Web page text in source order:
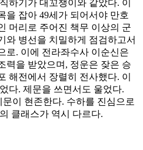
하기가 대꼬챙이와 같았다. 이
을 잡아 49세가 되어서야 만호
머리로 주어진 책무 이상의 군
와 병선을 치밀하게 점검하고서
로. 이에 전라좌수사 이순신은
력을 받았으며, 정운은 잦은 승
해전에서 장렬히 전사했다. 이
다. 제문을 쓰면서도 울었다.
문이 현존한다. 수하를 진심으로
클래스가 역시 다르다.